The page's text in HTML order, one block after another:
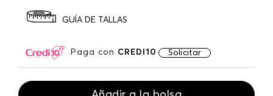
GUÍA DE TALLAS
Paga con CREDI10 Solicitar